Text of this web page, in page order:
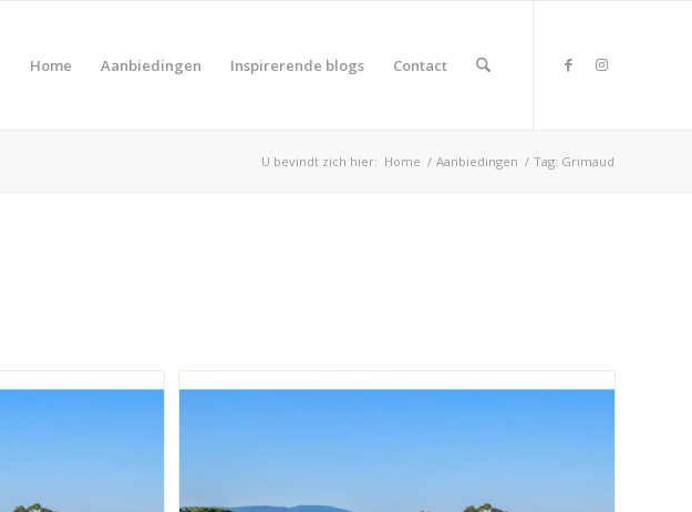
Home Aanbiedingen Inspirerende blogs Contact
U bevindt zich hier: Home / Aanbiedingen / Tag: Grimaud